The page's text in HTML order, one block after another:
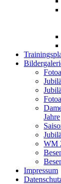
Jahre
WM
Impressum